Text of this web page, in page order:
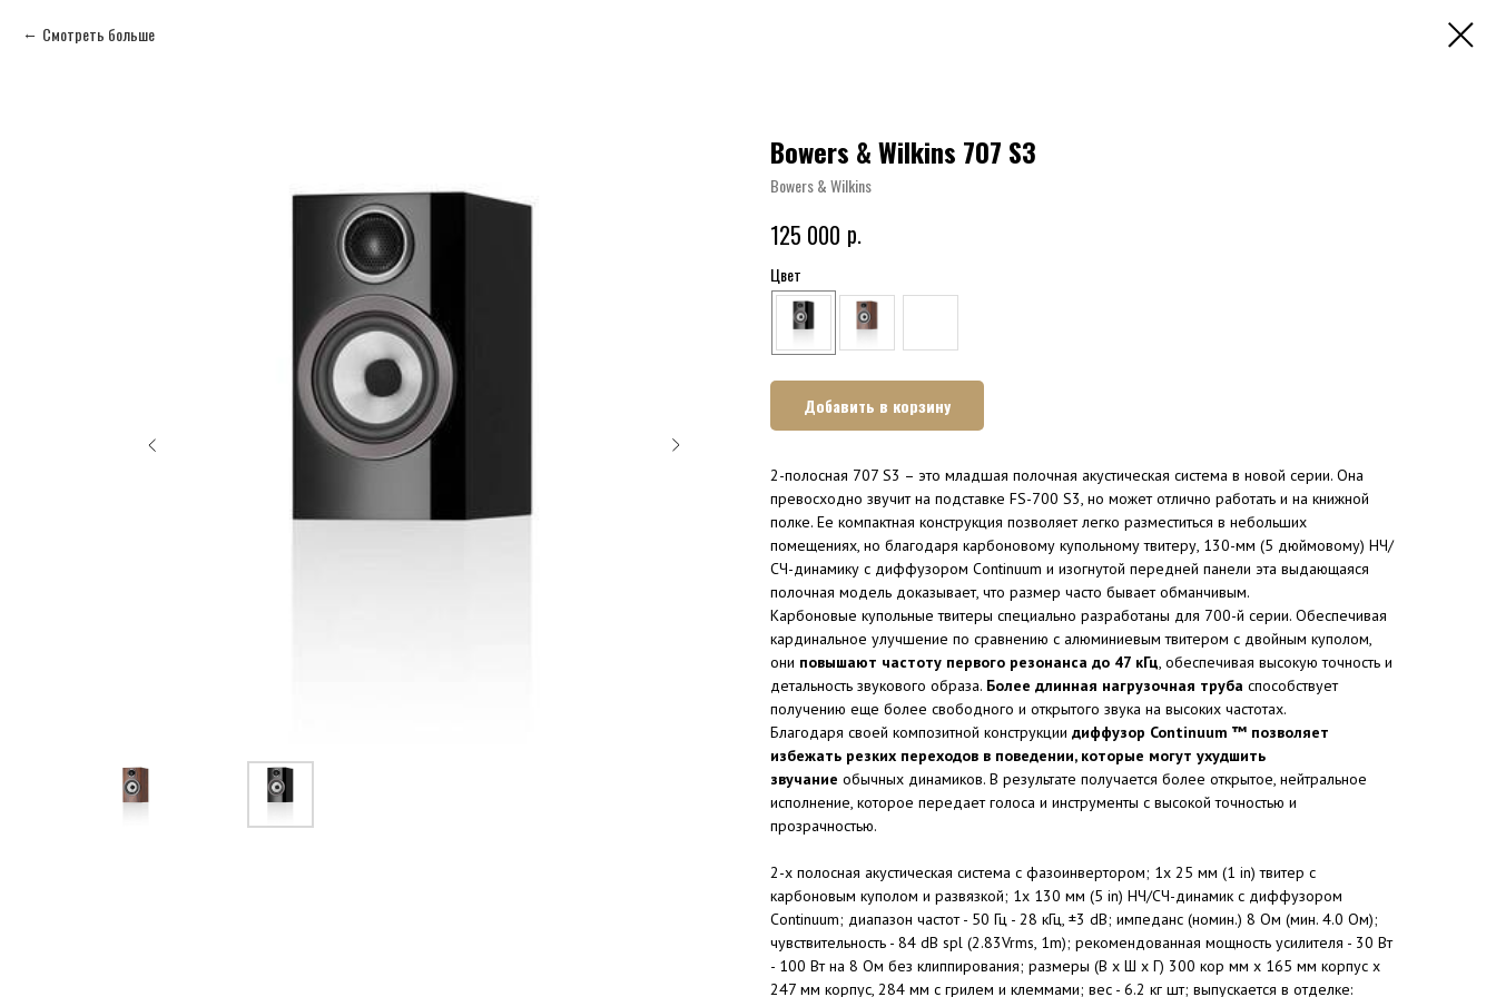
Смотреть больше
Bowers & Wilkins 707 S3
Bowers & Wilkins
125 000 р.
Цвет
Добавить в корзину
2-полосная 707 S3 – это младшая полочная акустическая система в новой серии. Она
превосходно звучит на подставке FS-700 S3, но может отлично работать и на книжной
полке. Ее компактная конструкция позволяет легко разместиться в небольших
помещениях, но благодаря карбоновому купольному твитеру, 130-мм (5 дюймовому) НЧ/
СЧ-динамику с диффузором Continuum и изогнутой передней панели эта выдающаяся
полочная модель доказывает, что размер часто бывает обманчивым.
Карбоновые купольные твитеры специально разработаны для 700-й серии. Обеспечивая
кардинальное улучшение по сравнению с алюминиевым твитером с двойным куполом,
они повышают частоту первого резонанса до 47 кГц, обеспечивая высокую точность и
детальность звукового образа. Более длинная нагрузочная труба способствует
получению еще более свободного и открытого звука на высоких частотах.
Благодаря своей композитной конструкции диффузор Continuum ™ позволяет
избежать резких переходов в поведении, которые могут ухудшить
звучание обычных динамиков. В результате получается более открытое, нейтральное
исполнение, которое передает голоса и инструменты с высокой точностью и
прозрачностью.
2-х полосная акустическая система с фазоинвертором; 1x 25 мм (1 in) твитер с
карбоновым куполом и развязкой; 1x 130 мм (5 in) НЧ/СЧ-динамик с диффузором
Continuum; диапазон частот - 50 Гц - 28 кГц, ±3 dB; импеданс (номин.) 8 Ом (мин. 4.0 Ом);
чувствительность - 84 dB spl (2.83Vrms, 1m); рекомендованная мощность усилителя - 30 Вт
- 100 Вт на 8 Ом без клиппирования; размеры (В х Ш х Г) 300 кор мм х 165 мм корпус х
247 мм корпус, 284 мм с грилем и клеммами; вес - 6.2 кг шт; выпускается в отделке: